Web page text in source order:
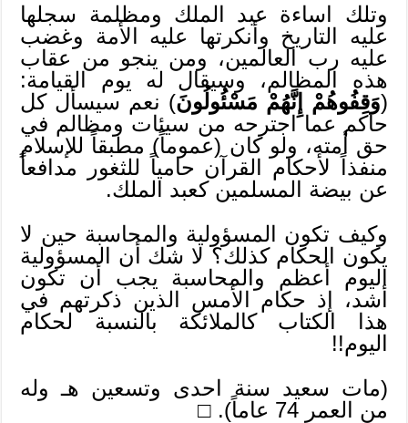
وتلك اساءة عبد الملك ومظلمة سجلها
عليه التاريخ وأنكرتها عليه الأمة وغضب
عليه رب العالمين، ومن ينجو من عقاب
هذه المظالم، وسيقال له يوم القيامة:
(وَقِفُوهُمْ إِنَّهُمْ مَسْئُولُونَ) نعم سيسأل كل
حاكم عما اجترحه من سيئات ومظالم في
حق أمته، ولو كان (عموماً) مطبقاً للإسلام
منفذاً لأحكام القرآن حامياً للثغور مدافعاً
عن بيضة المسلمين كعبد الملك.
وكيف تكون المسؤولية والمحاسبة حين لا
يكون الحكام كذلك؟ لا شك أن المسؤولية
اليوم أعظم والمحاسبة يجب أن تكون
أشد، إذ حكام الأمس الذين ذكرتهم في
هذا الكتاب كالملائكة بالنسبة لحكام
اليوم!!
(مات سعيد سنة احدى وتسعين هـ وله
من العمر 74 عاماً). □